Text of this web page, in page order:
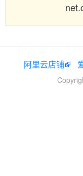
阿里云店铺